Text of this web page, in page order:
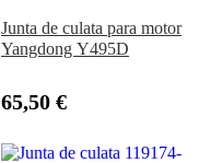
Junta de culata para motor
Yangdong Y495D
65,50 €